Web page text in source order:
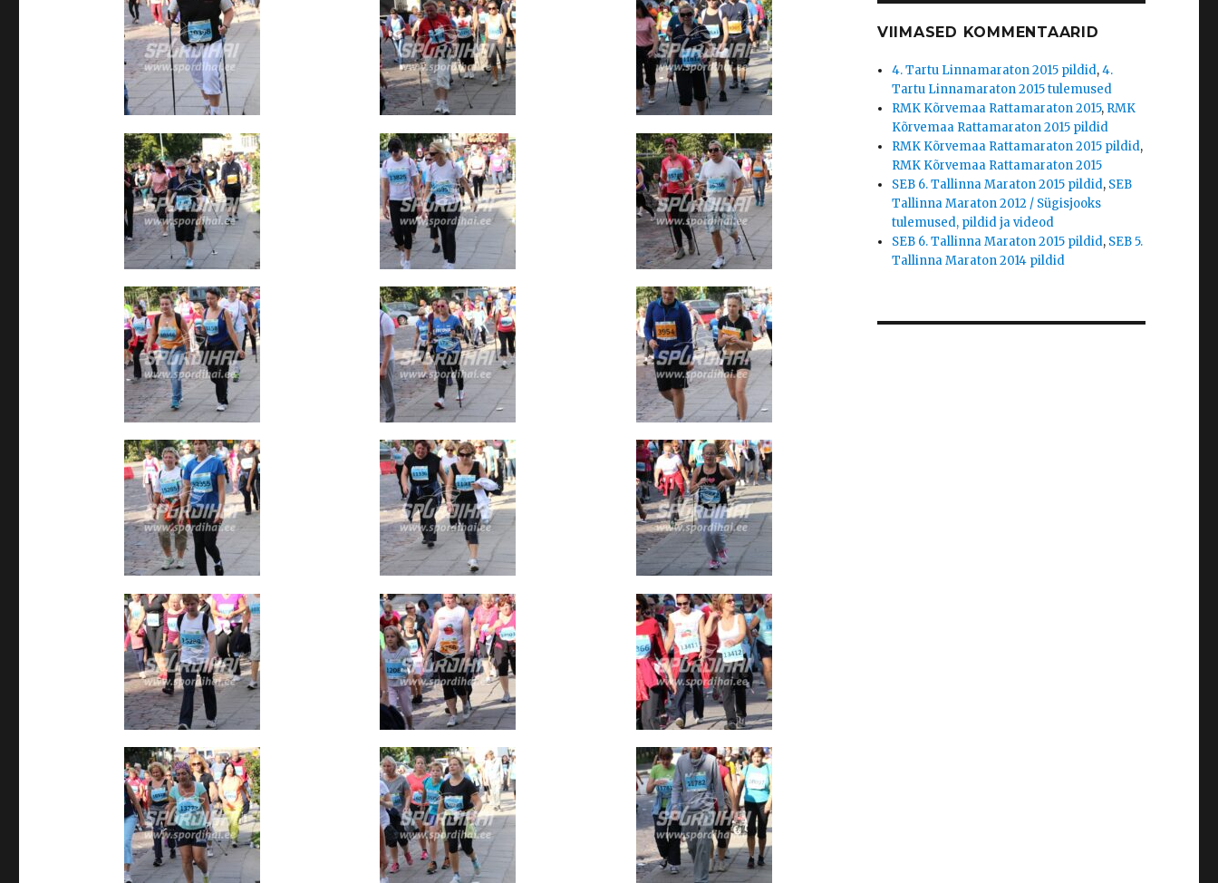
VIIMASED KOMMENTAARID
4. Tartu Linnamaraton 2015 pildid,4.
Tartu Linnamaraton 2015 tulemused
RMK Kõrvemaa Rattamaraton 2015, RMK
Kõrvemaa Rattamaraton 2015 pildid
RMK Kõrvemaa Rattamaraton 2015 pildid,
RMK Kõrvemaa Rattamaraton 2015
SEB 6. Tallinna Maraton 2015 pildid, SEB
Tallinna Maraton 2012 / Sügisjooks
tulemused, pildid ja videod
SEB 6. Tallinna Maraton 2015 pildid, SEB 5.
Tallinna Maraton 2014 pildid